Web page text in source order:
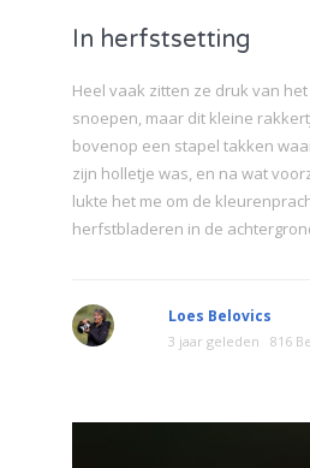
In herfstsetting
Heel vaak zitten ze druk van
snoepen, maar dit kleine
bovenop een stapel takken
zijn holletje was, en na wat
lukte het me om de
herfstbladeren in de
Loes Belovics
3 jaar geleden 816